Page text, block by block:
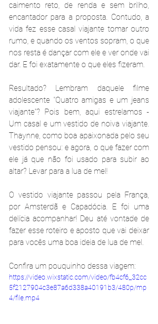
caimento reto, de renda e sem brilho,
encantador para a proposta. Contudo, a
vida fez esse casal viajante tomar outro
rumo, e quando os ventos sopram, o que
nos resta é dançar com ele e ver onde vai
dar. E foi exatamente o que eles fizeram.
Resultado? Lembram daquele filme
adolescente "Quatro amigas e um jeans
viajante"? Pois bem, aqui estrelamos -
Um casal e um vestido de noiva viajante.
Thaynne, como boa apaixonada pelo seu
vestido pensou: e agora, o que fazer com
ele já que não foi usado para subir ao
altar? Levar para a lua de mel!
O vestido viajante passou pela França,
por Amsterdã e Capadócia. E foi uma
delícia acompanhar! Deu até vontade de
fazer esse roteiro e aposto que vai deixar
para vocês uma boa ideia de lua de mel.
Confira um pouquinho dessa viagem:
https://video.wixstatic.com/video/fb4cf6_32cc
5f2127904c3e87a6d338a40191b3/480p/mp
4/file.mp4